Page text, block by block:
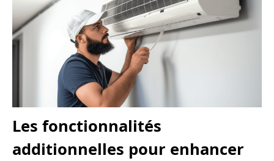
Les fonctionnalités
additionnelles pour enhancer